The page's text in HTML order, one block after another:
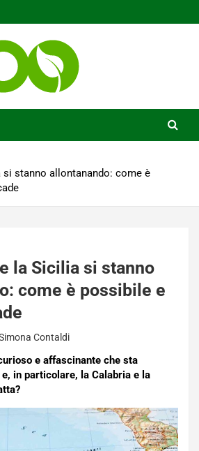
si stanno allontanando: come è
la Sicilia si stanno
come è possibile e
Contaldi
e affascinante che sta
in particolare, la Calabria e la